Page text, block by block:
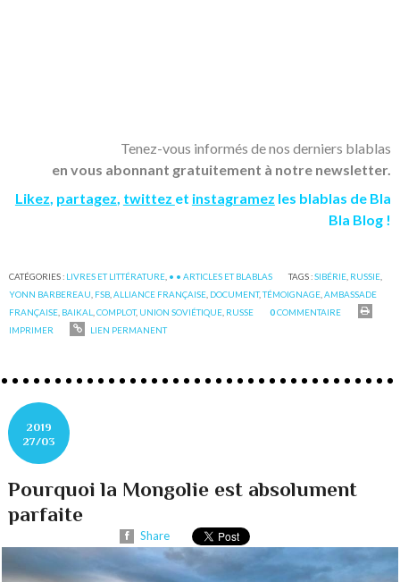
Tenez-vous informés de nos derniers blablas
en vous abonnant gratuitement à notre newsletter.
Likez, partagez, twittez et instagramez les blablas de Bla
Bla Blog !
CATÉGORIES : LIVRES ET LITTÉRATURE • • ARTICLES ET BLABLAS TAGS :SIBÉRIE RUSSIE
YONN BARBEREAU FSB ,ALLIANCE FRANÇAISE DOCUMENT,TÉMOIGNAGE ,AMBASSADE
FRANÇAISE BAIKAL ,COMPLOT, UNION SOVIÉTIQUE RUSSE 0COMMENTAIRE
IMPRIMER
LIEN PERMANENT
2019
27/03
Pourquoi la Mongolie est absolument
parfaite
Share